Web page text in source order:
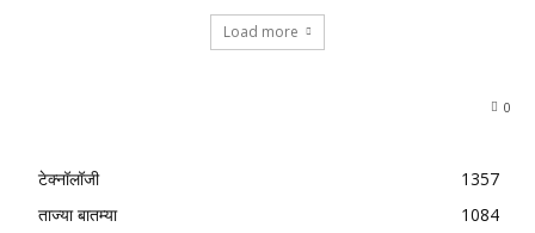
Load more
0
टेक्नॉलॉजी
1357
ताज्या बातम्या
1084